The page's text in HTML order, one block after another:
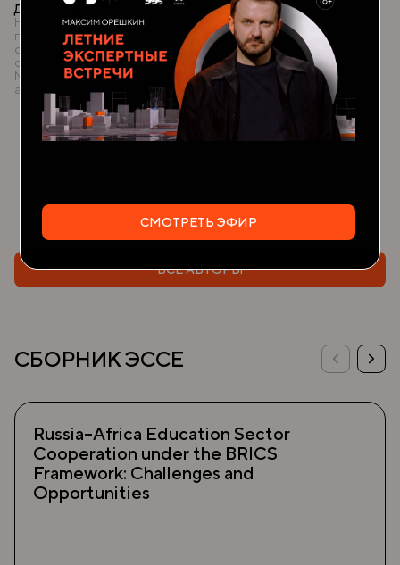
ДАНИЕЛЬ
Национальный координатор
по связям с
общественностью и
образованию,
Международный
астрономический союз
Студент, Шаньдунский
педагогический университет
ВСЕ АВТОРЫ
СБОРНИК ЭССЕ
Russia–Africa Education Sector
Cooperation under the BRICS
Framework: Challenges and
Opportunities
СМОТРЕТЬ ЭФИР